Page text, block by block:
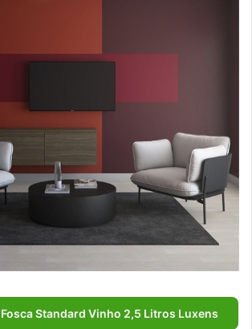
Standard Vinho 2,5 Litros Luxens